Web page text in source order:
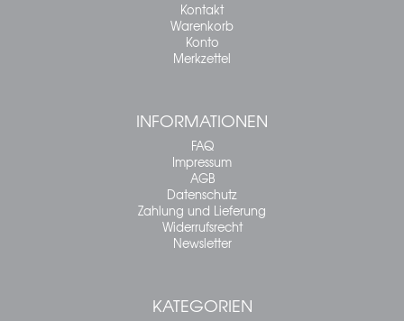
Kontakt
Warenkorb
Konto
Merkzettel
INFORMATIONEN
FAQ
Impressum
AGB
Datenschutz
Zahlung und Lieferung
Widerrufsrecht
Newsletter
KATEGORIEN